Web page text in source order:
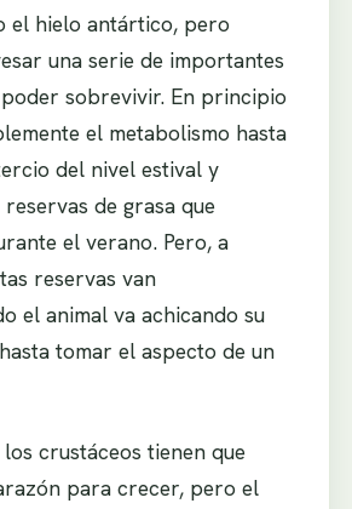
el hielo antártico, pero
una serie de importantes
sobrevivir. En principio
el metabolismo hasta
del nivel estival y
de grasa que
el verano. Pero, a
reservas van
el animal va achicando su
tomar el aspecto de un
crustáceos tienen que
para crecer, pero el